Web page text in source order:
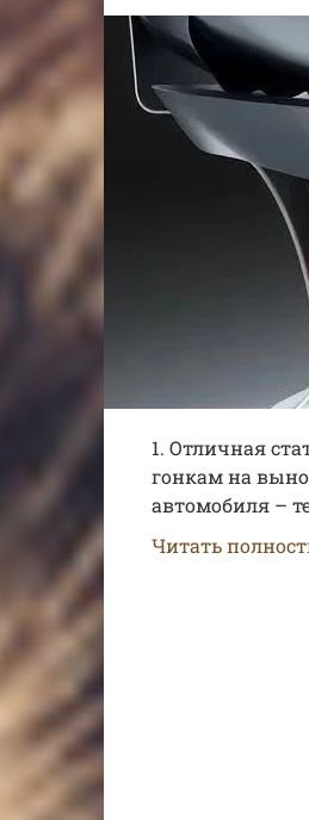
1. Отличная
гонкам на
автомобиля –
Читать